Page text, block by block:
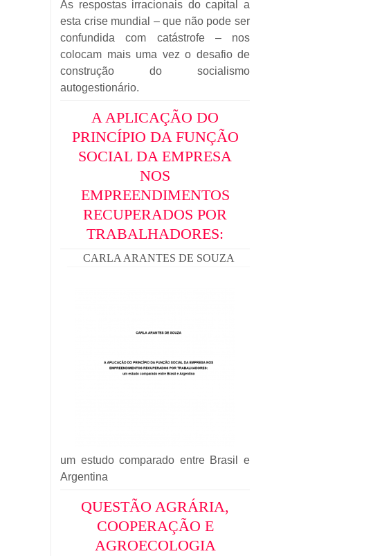
As respostas irracionais do capital a
esta crise mundial – que não pode ser
confundida com catástrofe – nos
colocam mais uma vez o desafio de
construção do socialismo
autogestionário.
A APLICAÇÃO DO
PRINCÍPIO DA FUNÇÃO
SOCIAL DA EMPRESA
NOS
EMPREENDIMENTOS
RECUPERADOS POR
TRABALHADORES:
CARLA ARANTES DE SOUZA
um estudo comparado entre Brasil e
Argentina
QUESTÃO AGRÁRIA,
COOPERAÇÃO E
AGROECOLOGIA